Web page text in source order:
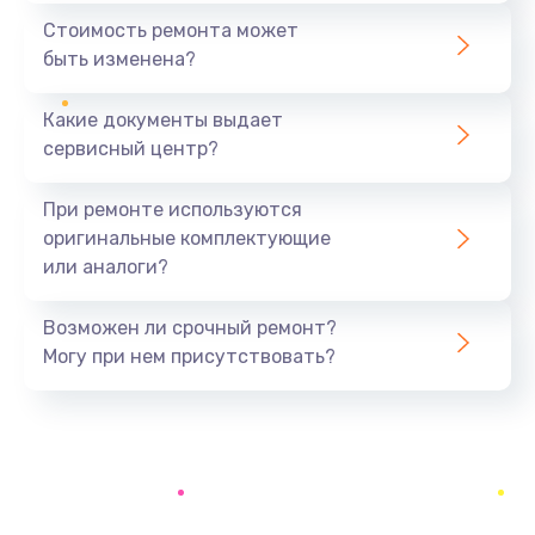
3900 руб.
Настройка Wi-Fi
Заказать
Ремонт петель крышки
Заказать
Стоимость ремонта может
быть изменена?
Какие документы выдает
сервисный центр?
При ремонте используются
оригинальные комплектующие
или аналоги?
Возможен ли срочный ремонт?
Могу при нем присутствовать?